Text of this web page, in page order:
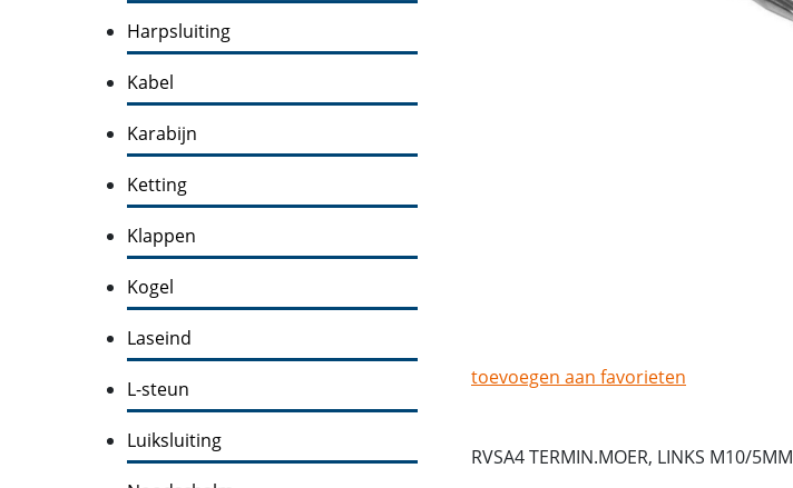
Harpsluiting
Kabel
Karabijn
Ketting
Klappen
Kogel
Laseind
L-steun
Luiksluiting
toevoegen aan favorieten
RVSA4 TERMIN.MOER, LINKS M10/5MM